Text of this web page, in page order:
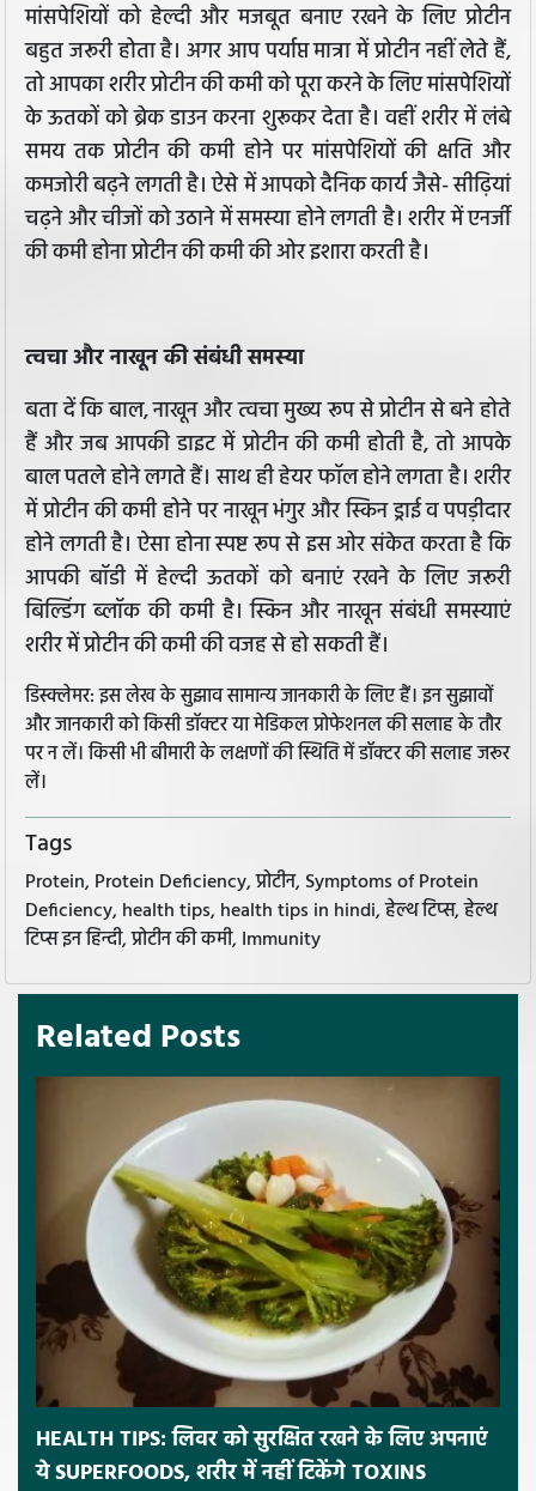
मांसपेशियों को हेल्दी और मजबूत बनाए रखने के लिए प्रोटीन
बहुत जरूरी होता है। अगर आप पर्याप्त मात्रा में प्रोटीन नहीं लेते हैं,
तो आपका शरीर प्रोटीन की कमी को पूरा करने के लिए मांसपेशियों
के ऊतकों को ब्रेक डाउन करना शुरूकर देता है। वहीं शरीर में लंबे
समय तक प्रोटीन की कमी होने पर मांसपेशियों की क्षति और
कमजोरी बढ़ने लगती है। ऐसे में आपको दैनिक कार्य जैसे- सीढ़ियां
चढ़ने और चीजों को उठाने में समस्या होने लगती है। शरीर में एनर्जी
की कमी होना प्रोटीन की कमी की ओर इशारा करती है।
त्वचा और नाखून की संबंधी समस्या
बता दें कि बाल, नाखून और त्वचा मुख्य रूप से प्रोटीन से बने होते
हैं और जब आपकी डाइट में प्रोटीन की कमी होती है, तो आपके
बाल पतले होने लगते हैं। साथ ही हेयर फॉल होने लगता है। शरीर
में प्रोटीन की कमी होने पर नाखून भंगुर और स्किन ड्राई व पपड़ीदार
होने लगती है। ऐसा होना स्पष्ट रूप से इस ओर संकेत करता है कि
आपकी बॉडी में हेल्दी ऊतकों को बनाएं रखने के लिए जरूरी
बिल्डिंग ब्लॉक की कमी है। स्किन और नाखून संबंधी समस्याएं
शरीर में प्रोटीन की कमी की वजह से हो सकती हैं।
डिस्क्लेमर: इस लेख के सुझाव सामान्य जानकारी के लिए हैं। इन सुझावों
और जानकारी को किसी डॉक्टर या मेडिकल प्रोफेशनल की सलाह के तौर
पर न लें। किसी भी बीमारी के लक्षणों की स्थिति में डॉक्टर की सलाह जरूर
लें।
Tags
Protein, Protein Deficiency, प्रोटीन, Symptoms of Protein
Deficiency, health tips, health tips in hindi, हेल्थ टिप्स, हेल्थ
टिप्स इन हिन्दी, प्रोटीन की कमी, Immunity
Related Posts
HEALTH TIPS: लिवर को सुरक्षित रखने के लिए अपनाएं
ये SUPERFOODS, शरीर में नहीं टिकेंगे TOXINS